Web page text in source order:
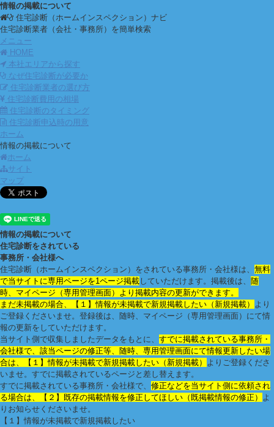
情報の掲載について
住宅診断（ホームインスペクション）ナビ
住宅診断業者（会社・事務所）を簡単検索
メニュー
HOME
本社エリアから探す
なぜ住宅診断が必要か
住宅診断業者の選び方
住宅診断費用の相場
住宅診断のタイミング
住宅診断申込時の用意
ホーム
情報の掲載について
ホーム
サイト
マップ
情報の掲載について
住宅診断をされている
事務所・会社様へ
住宅診断（ホームインスペクション）をされている事務所・会社様は、 無料
で当サイトに専用ページを1ページ掲載 していただけます。掲載後は、 随
時、マイページ（専用管理画面）より掲載内容の更新ができます。
まだ未掲載の場合、【１】情報が未掲載で新規掲載したい（新規掲載） より
ご登録くださいませ。登録後は、随時、マイページ（専用管理画面）にて情
報の更新をしていただけます。
当サイト側で収集しましたデータをもとに、 すでに掲載されている事務所・
会社様で、該当ページの修正等、随時、専用管理画面にて情報更新したい場
合は、【１】情報が未掲載で新規掲載したい（新規掲載） よりご登録くださ
いませ。すでに掲載されているページと差し替えます。
すでに掲載されている事務所・会社様で、 修正などを当サイト側に依頼され
る場合は、【２】既存の掲載情報を修正してほしい（既掲載情報の修正） よ
りお知らせくださいませ。
【１】情報が未掲載で新規掲載したい